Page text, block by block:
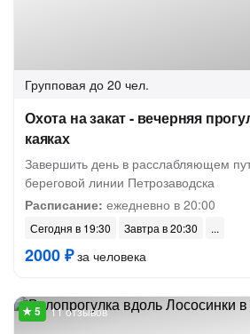
Групповая до 20 чел.
Охота на закат - вечерняя
каяках
Завершить день в расслабляющем
береговой линии Петрозаводска
Расписание: ежедневно в 20:00
Сегодня в 19:30 Завтра в 20:30
2000 ₽за человека
11 отзывов